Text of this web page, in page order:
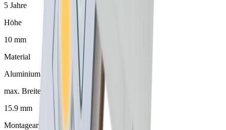
5 Jahre
Höhe
10 mm
Material
Aluminium
max. Breite für LED
15.9 mm
Montageart